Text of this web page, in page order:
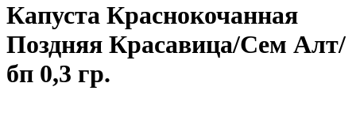
Капуста Краснокочанная
Поздняя Красавица/Сем Алт/
бп 0,3 гр.